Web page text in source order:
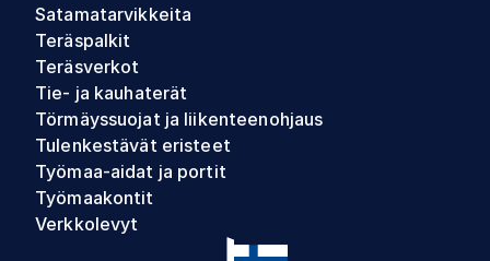
Satamatarvikkeita
Teräspalkit
Teräsverkot
Tie- ja kauhaterät
Törmäyssuojat ja liikenteenohjaus
Tulenkestävät eristeet
Työmaa-aidat ja portit
Työmaakontit
Verkkolevyt